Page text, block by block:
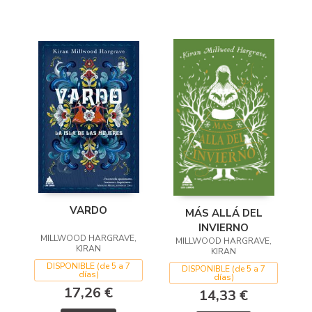
VARDO
MILLWOOD HARGRAVE,
KIRAN
DISPONIBLE (de 5 a 7
días)
17,26 €
MÁS ALLÁ DEL
INVIERNO
MILLWOOD HARGRAVE,
KIRAN
DISPONIBLE (de 5 a 7
días)
14,33 €